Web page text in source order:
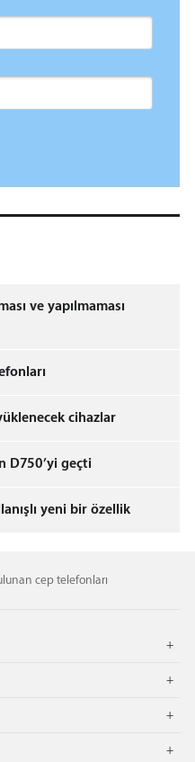
ve yapılmaması
cihazlar
D750’yi geçti
yeni bir özellik
cep telefonları